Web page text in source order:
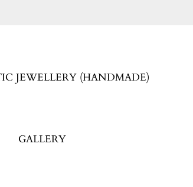
JEWELLERY (HANDMADE)
GALLERY